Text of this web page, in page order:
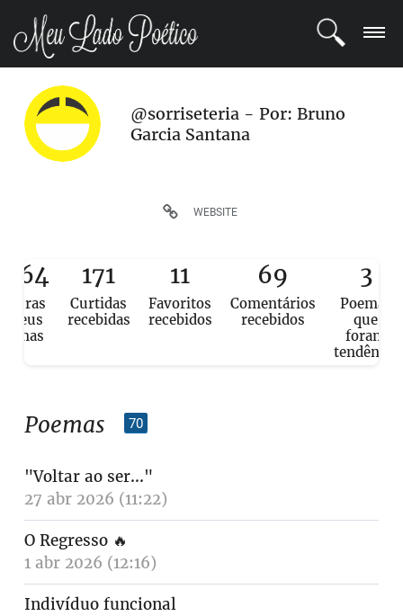
LOGIN
REGISTRO
COMUNIDADE
@sorriseteria - Por: Bruno
Garcia Santana
WEBSITE
seus
171
Curtidas
recebidas
11
Favoritos
recebidos
69
Comentários
recebidos
3
Poemas
que
foram
tendência
Poemas 70
"Voltar ao ser..."
27 abr 2026 (11:22)
O Regresso 🔥
1 abr 2026 (12:16)
Indivíduo funcional